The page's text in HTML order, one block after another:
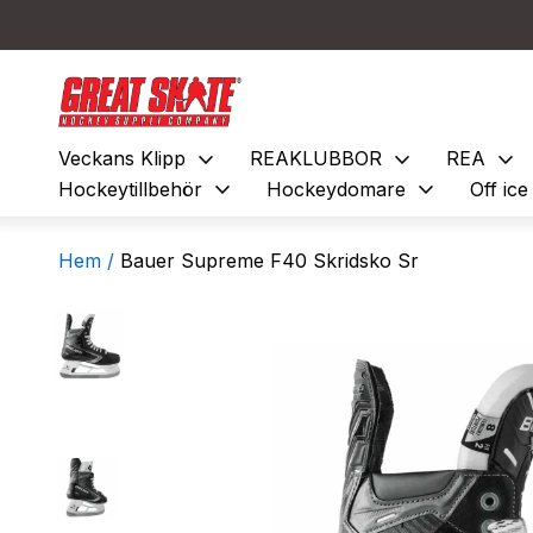
Veckans Klipp expand_more REAKLUBBOR expand_more REA expand_more
Hockeytillbehör expand_more Hockeydomare expand_more Off ice
Hem / Bauer Supreme F40 Skridsko Sr